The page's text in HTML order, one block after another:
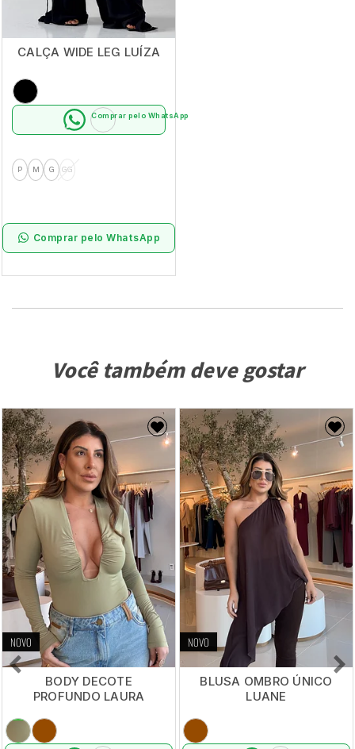
CALÇA WIDE LEG LUÍZA
Comprar pelo WhatsApp
P M G GG
Comprar pelo WhatsApp
Você também deve gostar
NOVO
BODY DECOTE
PROFUNDO LAURA
NOVO
BLUSA OMBRO ÚNICO
LUANE